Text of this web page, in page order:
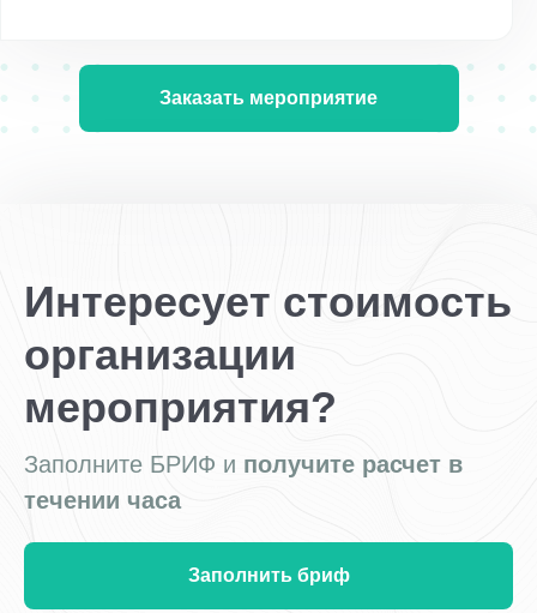
Заказать мероприятие
Интересует стоимость
организации
мероприятия?
Заполните БРИФ и получите расчет в
течении часа
Заполнить бриф